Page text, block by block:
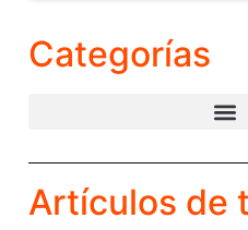
Categorías
Artículos de